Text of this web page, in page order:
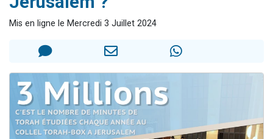
6 personnes viennent de faire un don pour 5 enfants déjà orphelins risquent de perdre leur maman
2 personnes viennent de faire un don pour Reloger Rivka, 6 enfants, victime de violences...
Mis en ligne le Mercredi 3 Juillet 2024